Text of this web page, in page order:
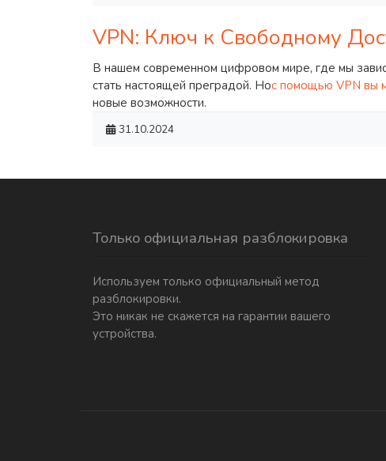
VPN: Ключ к Свободному
В нашем современном цифровом мире, где мы
стать настоящей преградой. Нос помощью VPN вы
новые возможности.
31.10.2024
Только официальная разблокировка
Используем только официальный метод
разблокировки.
Это никак не скажется на гарантии вашего
устройства.